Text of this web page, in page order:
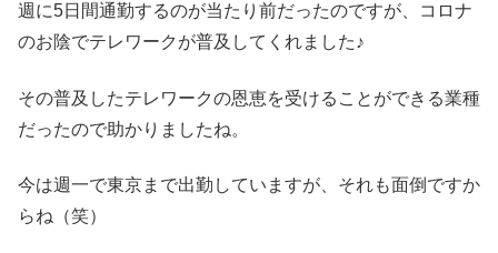
週に5日間通勤するのが当たり前だったのですが、コロナ
のお陰でテレワークが普及してくれました♪
その普及したテレワークの恩恵を受けることができる業種
だったので助かりましたね。
今は週一で東京まで出勤していますが、それも面倒ですか
らね（笑）